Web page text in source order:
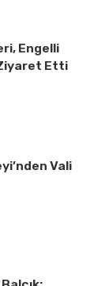
Engelli
Etti
Vali